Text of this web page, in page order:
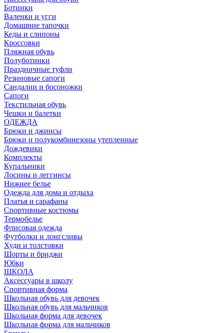
Ботинки
Валенки и угги
Домашние тапочки
Кеды и слипоны
Кроссовки
Пляжная обувь
Полуботинки
Праздничные туфли
Резиновые сапоги
Сандалии и босоножки
Сапоги
Текстильная обувь
Чешки и балетки
ОДЕЖДА
Брюки и джинсы
Брюки и полукомбинезоны утепленные
Дождевики
Комплекты
Купальники
Лосины и леггинсы
Нижнее белье
Одежда для дома и отдыха
Платья и сарафаны
Спортивные костюмы
Термобелье
Флисовая одежда
Футболки и лонгсливы
Худи и толстовки
Шорты и бриджи
Юбки
ШКОЛА
Аксессуары в школу
Спортивная форма
Школьная обувь для девочек
Школьная обувь для мальчиков
Школьная форма для девочек
Школьная форма для мальчиков